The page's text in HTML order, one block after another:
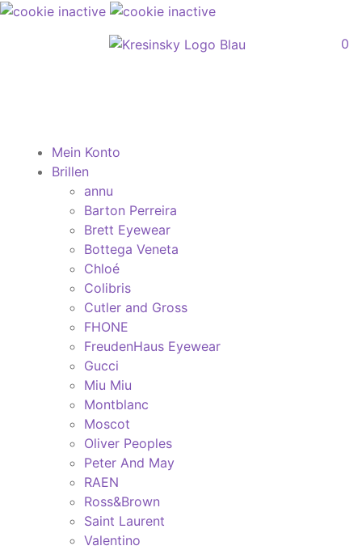
0
Mein Konto
Brillen
annu
Barton Perreira
Brett Eyewear
Bottega Veneta
Chloé
Colibris
Cutler and Gross
FHONE
FreudenHaus Eyewear
Gucci
Miu Miu
Montblanc
Moscot
Oliver Peoples
Peter And May
RAEN
Ross&Brown
Saint Laurent
Valentino